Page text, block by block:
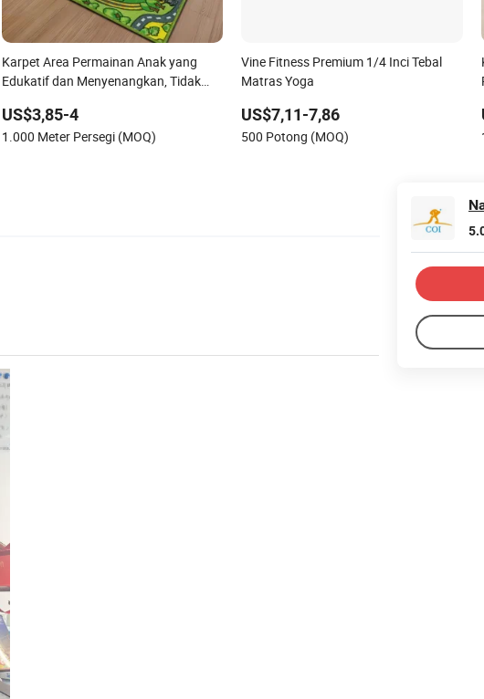
Karpet Area Permainan Anak yang
Edukatif dan Menyenangkan, Tidak
dengan Huruf untuk Kamar Anak
US$3,85-4
1.000 Meter Persegi (MOQ)
Vine Fitness Premium 1/4 Inci Tebal
Matras Yoga
US$7,11-7,86
500 Potong (MOQ)